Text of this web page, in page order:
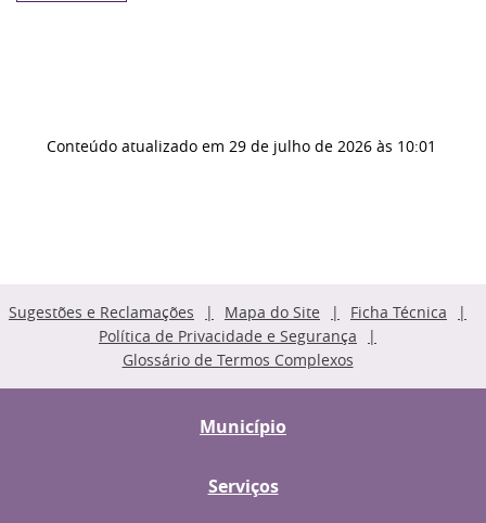
Conteúdo atualizado em 29 de julho de 2026 às 10:01
Sugestões e Reclamações Mapa do Site
Ficha Técnica
Política de Privacidade e Segurança
Glossário de Termos Complexos
Município
Serviços